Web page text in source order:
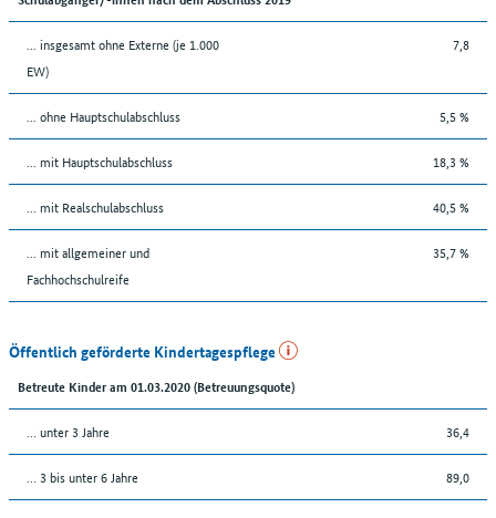
... insgesamt ohne Externe (je 1.000
EW)
7,8
... ohne Hauptschulabschluss 5,5 %
... mit Hauptschulabschluss 18,3 %
... mit Realschulabschluss 40,5 %
... mit allgemeiner und
Fachhochschulreife
35,7 %
Öffentlich geförderte Kindertagespflege
Betreute Kinder am 01.03.2020 (Betreuungsquote)
… unter 3 Jahre 36,4
… 3 bis unter 6 Jahre 89,0